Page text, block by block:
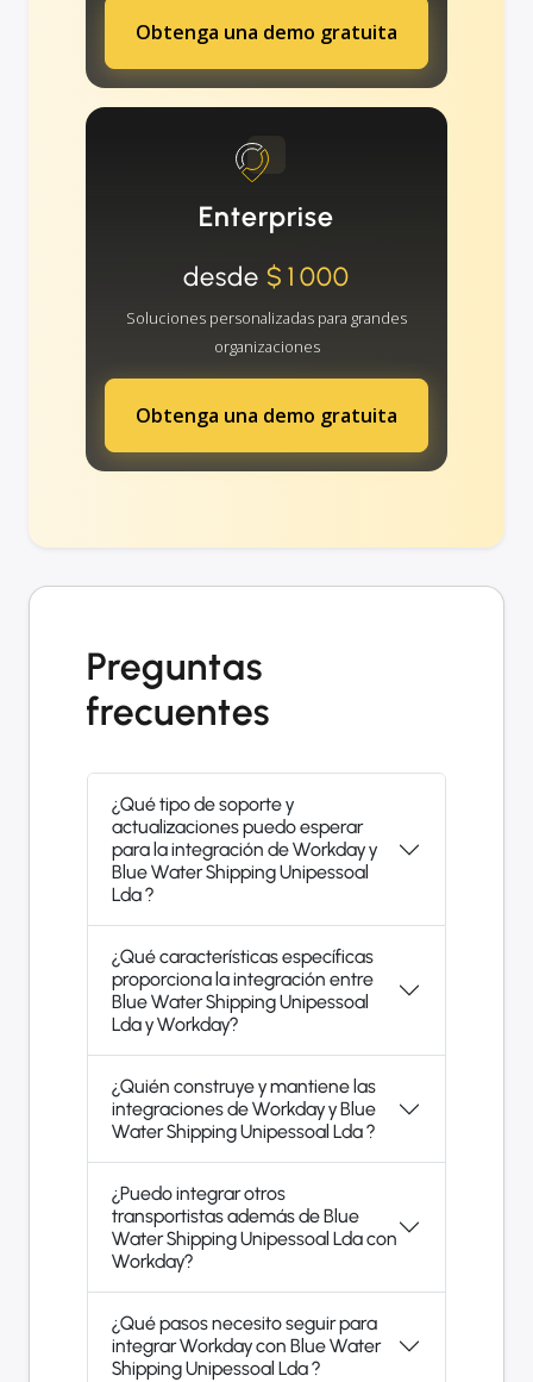
Obtenga una demo gratuita
Enterprise
desde $1000
Soluciones personalizadas para grandes
organizaciones
Obtenga una demo gratuita
Preguntas
frecuentes
¿Qué tipo de soporte y
actualizaciones puedo esperar
para la integración de Workday y
Blue Water Shipping Unipessoal
Lda ?
¿Qué características específicas
proporciona la integración entre
Blue Water Shipping Unipessoal
Lda y Workday?
¿Quién construye y mantiene las
integraciones de Workday y Blue
Water Shipping Unipessoal Lda ?
¿Puedo integrar otros
transportistas además de Blue
Water Shipping Unipessoal Lda con
Workday?
¿Qué pasos necesito seguir para
integrar Workday con Blue Water
Shipping Unipessoal Lda ?